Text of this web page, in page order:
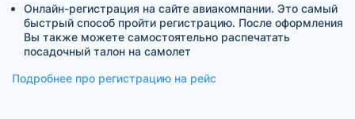
Онлайн-регистрация на сайте авиакомпании. Это самый
быстрый способ пройти регистрацию. После оформления
Вы также можете самостоятельно распечатать
посадочный талон на самолет
Подробнее про регистрацию на рейс